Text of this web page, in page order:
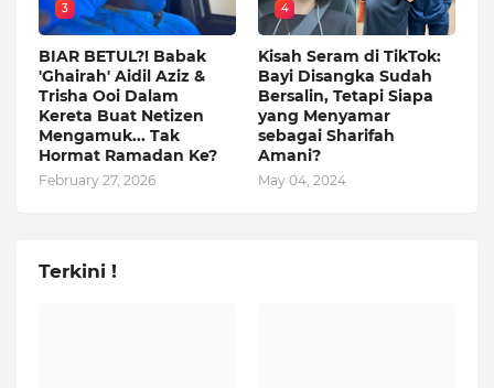
3
BIAR BETUL?! Babak
'Ghairah' Aidil Aziz &
Trisha Ooi Dalam
Kereta Buat Netizen
Mengamuk... Tak
Hormat Ramadan Ke?
February 27, 2026
4
Kisah Seram di TikTok:
Bayi Disangka Sudah
Bersalin, Tetapi Siapa
yang Menyamar
sebagai Sharifah
Amani?
May 04, 2024
Terkini !